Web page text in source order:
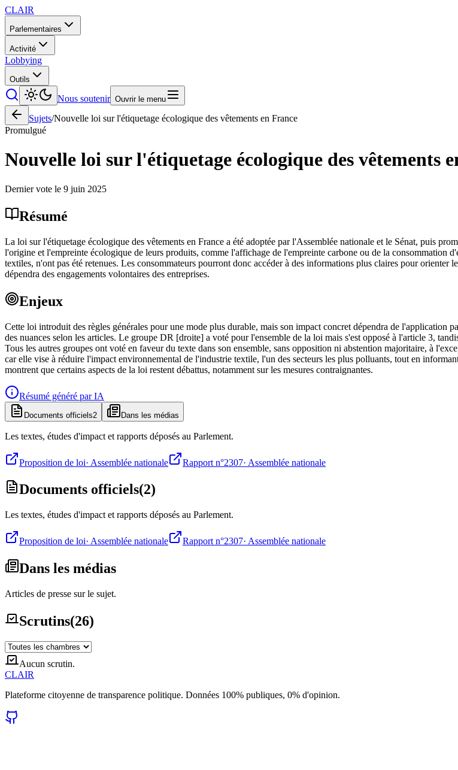
CLAIR
Parlementaires
Activité
Lobbying
Outils
Nous soutenir Ouvrir le menu
Sujets/Nouvelle loi sur l'étiquetage écologique des vêtements en France
Promulgué
Nouvelle loi sur l'étiquetage écologique des vêtements
Dernier vote le 9 juin 2025
Résumé
La loi sur l'étiquetage écologique des vêtements en France a été adoptée par l'Assemblée nationale et le Sénat, puis
l'origine et l'empreinte écologique de leurs produits, comme l'affichage de l'empreinte carbone ou de la consommation
textiles, n'ont pas été retenues. Les consommateurs pourront donc accéder à des informations plus claires pour
dépendra des engagements volontaires des entreprises.
Enjeux
Cette loi introduit des règles générales pour une mode plus durable, mais son impact concret dépendra de l'application
des nuances selon les articles. Le groupe DR [droite] a voté pour l'ensemble de la loi mais s'est opposé à l'article 3,
Tous les autres groupes ont voté en faveur du texte dans son ensemble, sans opposition ni abstention majoritaire, à
car elle vise à réduire l'impact environnemental de l'industrie textile, l'un des secteurs les plus polluants, tout en
montrent que certains aspects de la loi restent débattus, notamment sur les mesures contraignantes.
Résumé généré par IA
Documents officiels2 Dans les médias
Les textes, études d'impact et rapports déposés au Parlement.
Proposition de loi· Assemblée nationale Rapport n°2307· Assemblée nationale
Documents officiels(2)
Les textes, études d'impact et rapports déposés au Parlement.
Proposition de loi· Assemblée nationale Rapport n°2307· Assemblée nationale
Dans les médias
Articles de presse sur le sujet.
Scrutins(26)
Aucun scrutin.
CLAIR
Plateforme citoyenne de transparence politique. Données 100% publiques, 0% d'opinion.